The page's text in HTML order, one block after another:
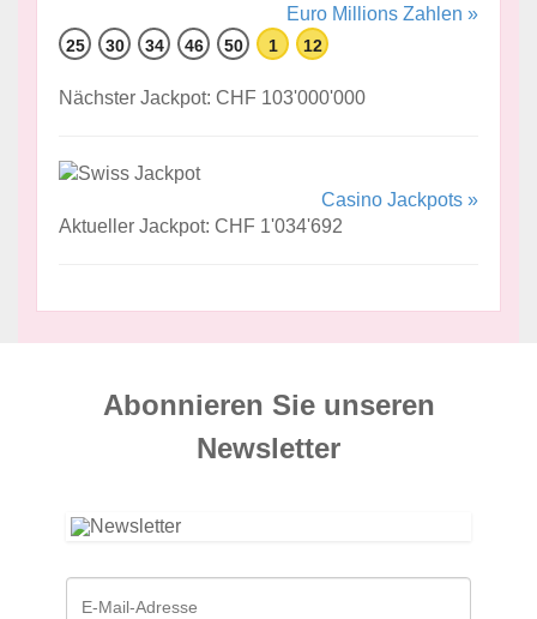
Euro Millions Zahlen »
25 30 34 46 50 1 12
Nächster Jackpot: CHF 103'000'000
Casino Jackpots »
Aktueller Jackpot: CHF 1'034'692
Abonnieren Sie unseren
News­letter